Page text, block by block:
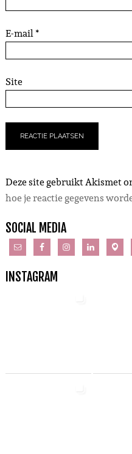
E-mail*
Site
Deze site gebruikt Akismet
hoe je reactie gegevens
SOCIAL MEDIA
INSTAGRAM